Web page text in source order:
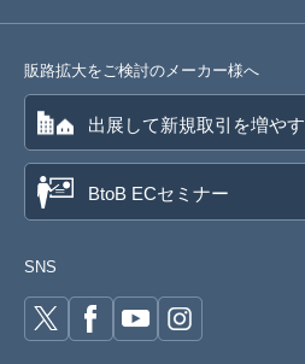
販路拡大をご検討のメーカー様へ
出展して新規取引を増やす
BtoB ECセミナー
SNS